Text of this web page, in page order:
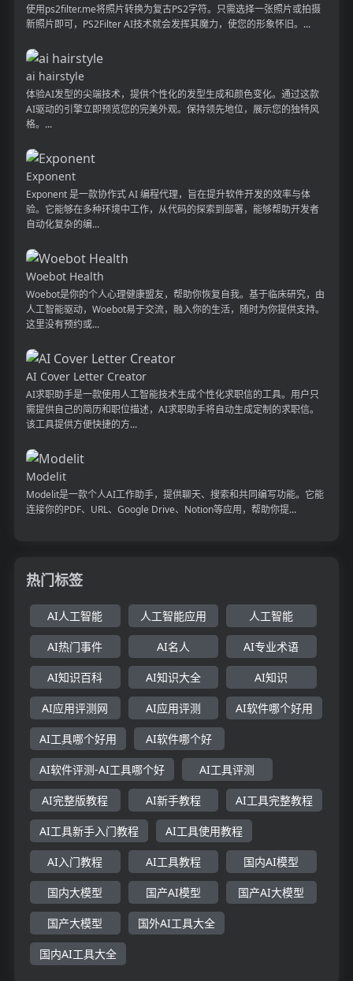
使用ps2filter.me将照片转换为复古PS2字符。只需选择一张照片或拍摄
新照片即可，PS2Filter AI技术就会发挥其魔力，使您的形象怀旧。...
ai hairstyle
体验AI发型的尖端技术，提供个性化的发型生成和颜色变化。通过这款
AI驱动的引擎立即预览您的完美外观。保持领先地位，展示您的独特风
格。...
Exponent
Exponent 是一款协作式 AI 编程代理，旨在提升软件开发的效率与体
验。它能够在多种环境中工作，从代码的探索到部署，能够帮助开发者
自动化复杂的编...
Woebot Health
Woebot是你的个人心理健康盟友，帮助你恢复自我。基于临床研究，由
人工智能驱动，Woebot易于交流，融入你的生活，随时为你提供支持。
这里没有预约或...
AI Cover Letter Creator
AI求职助手是一款使用人工智能技术生成个性化求职信的工具。用户只
需提供自己的简历和职位描述，AI求职助手将自动生成定制的求职信。
该工具提供方便快捷的方...
Modelit
Modelit是一款个人AI工作助手，提供聊天、搜索和共同编写功能。它能
连接你的PDF、URL、Google Drive、Notion等应用，帮助你提...
热门标签
AI人工智能 人工智能应用 人工智能
AI热门事件 AI名人 AI专业术语
AI知识百科 AI知识大全 AI知识
AI应用评测网 AI应用评测 AI软件哪个好用
AI工具哪个好用 AI软件哪个好
AI软件评测-AI工具哪个好 AI工具评测
AI完整版教程 AI新手教程 AI工具完整教程
AI工具新手入门教程 AI工具使用教程
AI入门教程 AI工具教程 国内AI模型
国内大模型 国产AI模型 国产AI大模型
国产大模型 国外AI工具大全
国内AI工具大全